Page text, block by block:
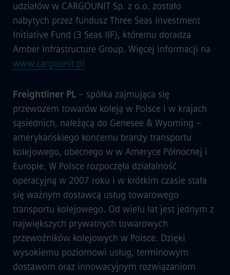
udziałów w CARGOUNIT Sp. z o.o. zostało
nabytych przez fundusz Three Seas Investment
Initiative Fund (3 Seas IIF), któremu doradza
Amber Infrastructure Group. Więcej informacji na
www.cargounit.pl
Freightliner PL– spółka zajmująca się
przewozem towarów koleją w Polsce i w krajach
sąsiednich, należącą do Genesee & Wyoming –
amerykańskiego koncernu branży transportu
kolejowego, obecnego w w Ameryce Północnej i
Europie. W Polsce rozpoczęła działalność
operacyjną w 2007 roku i w krótkim czasie stała
się ważnym dostawcą usług towarowego
transportu kolejowego. Od wielu lat jest jednym z
największych prywatnych towarowych
przewoźników kolejowych w Polsce. Dzięki
wysokiemu poziomowi usług, terminowym
dostawom oraz innowacyjnym rozwiązaniom